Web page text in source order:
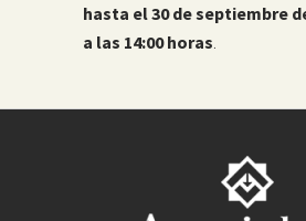
hasta el 30 de septiembre
a las 14:00 horas